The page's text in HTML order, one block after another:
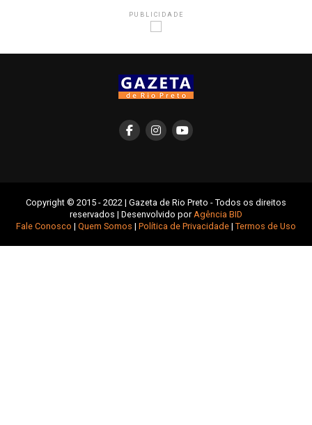
PUBLICIDADE
Copyright © 2015 - 2022 | Gazeta de Rio Preto - Todos os direitos
reservados | Desenvolvido porAgência BID
Fale Conosco | Quem Somos | Política de Privacidade| Termos de Uso